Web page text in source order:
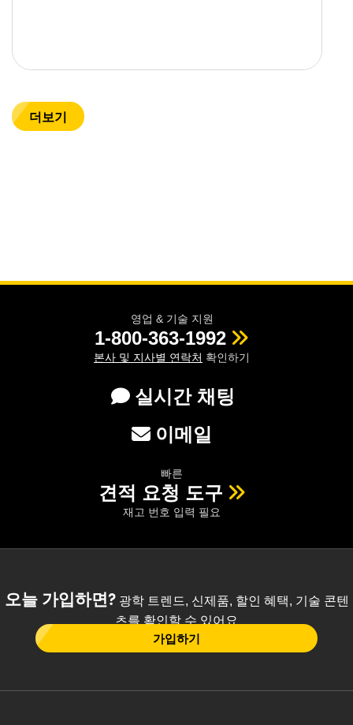
더보기
영업 & 기술 지원
1-800-363-1992
본사 및 지사별 연락처 확인하기
실시간 채팅
이메일
빠른
견적 요청 도구
재고 번호 입력 필요
오늘 가입하면?광학 트렌드, 신제품, 할인 혜택, 기술 콘텐
츠를 확인할 수 있어요
가입하기